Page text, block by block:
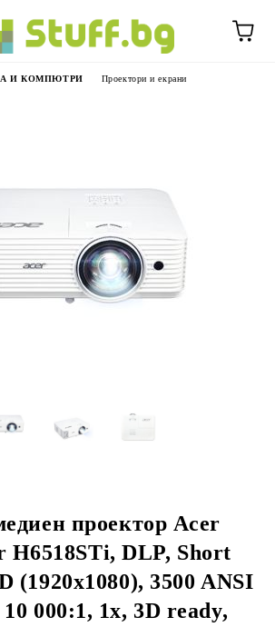
И КОМПЮТРИ
Проектори и екрани
проектор Acer
H6518STi, DLP, Short
(1920x1080), 3500 ANSI
000:1, 1x, 3D ready,